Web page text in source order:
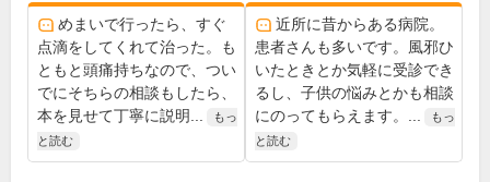
めまいで行ったら、すぐ
点滴をしてくれて治った。も
ともと頭痛持ちなので、つい
でにそちらの相談もしたら、
本を見せて丁寧に説明...
もっ
と読む
近所に昔からある病院。
患者さんも多いです。風邪ひ
いたときとか気軽に受診でき
るし、子供の悩みとかも相談
にのってもらえます。...
もっ
と読む